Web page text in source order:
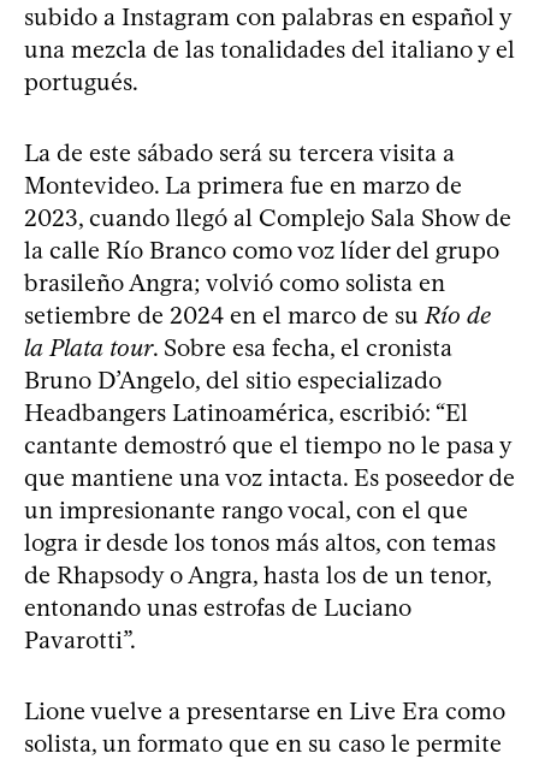
subido a Instagram con palabras en español y
una mezcla de las tonalidades del italiano y el
portugués.
La de este sábado será su tercera visita a
Montevideo. La primera fue en marzo de
2023, cuando llegó al Complejo Sala Show de
la calle Río Branco como voz líder del grupo
brasileño Angra; volvió como solista en
setiembre de 2024 en el marco de su Río de
la Plata tour. Sobre esa fecha, el cronista
Bruno D’Angelo, del sitio especializado
Headbangers Latinoamérica, escribió: “El
cantante demostró que el tiempo no le pasa y
que mantiene una voz intacta. Es poseedor de
un impresionante rango vocal, con el que
logra ir desde los tonos más altos, con temas
de Rhapsody o Angra, hasta los de un tenor,
entonando unas estrofas de Luciano
Pavarotti”.
Lione vuelve a presentarse en Live Era como
solista, un formato que en su caso le permite